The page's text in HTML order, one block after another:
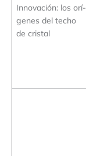
Innovación: los orí-
genes del techo
de cristal